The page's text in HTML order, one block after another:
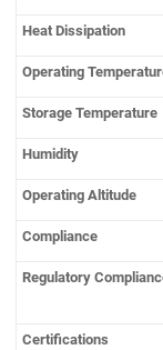
Heat Dissipation
Operating
Storage Temperature
Humidity
Operating Altitude
Compliance
Regulatory
Certifications